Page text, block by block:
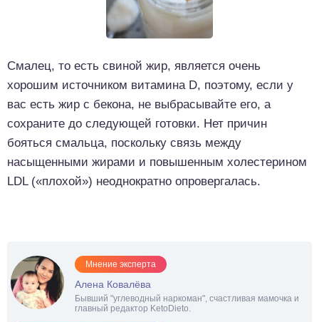
Смалец, то есть свиной жир, является очень
хорошим источником витамина D, поэтому, если у
вас есть жир с бекона, не выбрасывайте его, а
сохраните до следующей готовки. Нет причин
бояться смальца, поскольку связь между
насыщенными жирами и повышенным холестерином
LDL («плохой») неоднократно опровергалась.
Мнение эксперта
Алена Ковалёва
Бывший "углеводный наркоман", счастливая мамочка и
главный редактор KetoDieto.